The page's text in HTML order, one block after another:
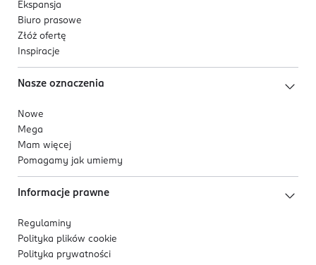
Ekspansja
Biuro prasowe
Złóż ofertę
Inspiracje
Nasze oznaczenia
Nowe
Mega
Mam więcej
Pomagamy jak umiemy
Informacje prawne
Regulaminy
Polityka plików cookie
Polityka prywatności